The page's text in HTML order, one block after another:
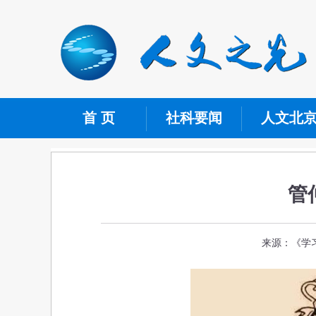
首 页 社科要闻 人文北
管
来源：《